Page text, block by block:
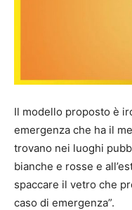
Il modello proposto è
emergenza che ha il
trovano nei luoghi
bianche e rosse e
spaccare il vetro che
caso di emergenza”.